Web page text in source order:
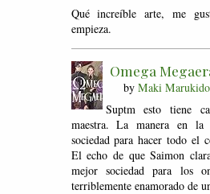
Qué increíble arte, me
empieza.
Omega
by Maki Marukido
Suptm esto tiene
maestra. La manera en la
sociedad para hacer todo el
El echo de que Saimon
mejor sociedad para los
terriblemente enamorado de